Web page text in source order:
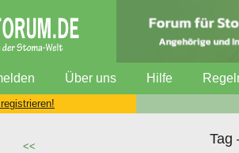
Über uns Hilfe
<< Tag